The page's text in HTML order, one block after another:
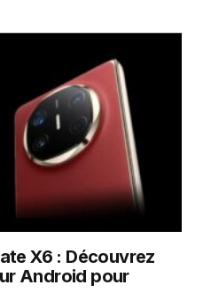
X6 : Découvrez
Android pour